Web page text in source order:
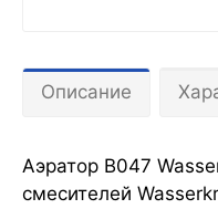
Описание
Аэратор B047
смесителей